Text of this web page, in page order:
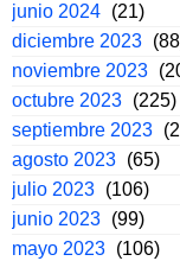
junio 2024 (21)
diciembre 2023
noviembre 2023
octubre 2023 (225)
septiembre 2023
agosto 2023 (65)
julio 2023 (106)
junio 2023 (99)
mayo 2023 (106)